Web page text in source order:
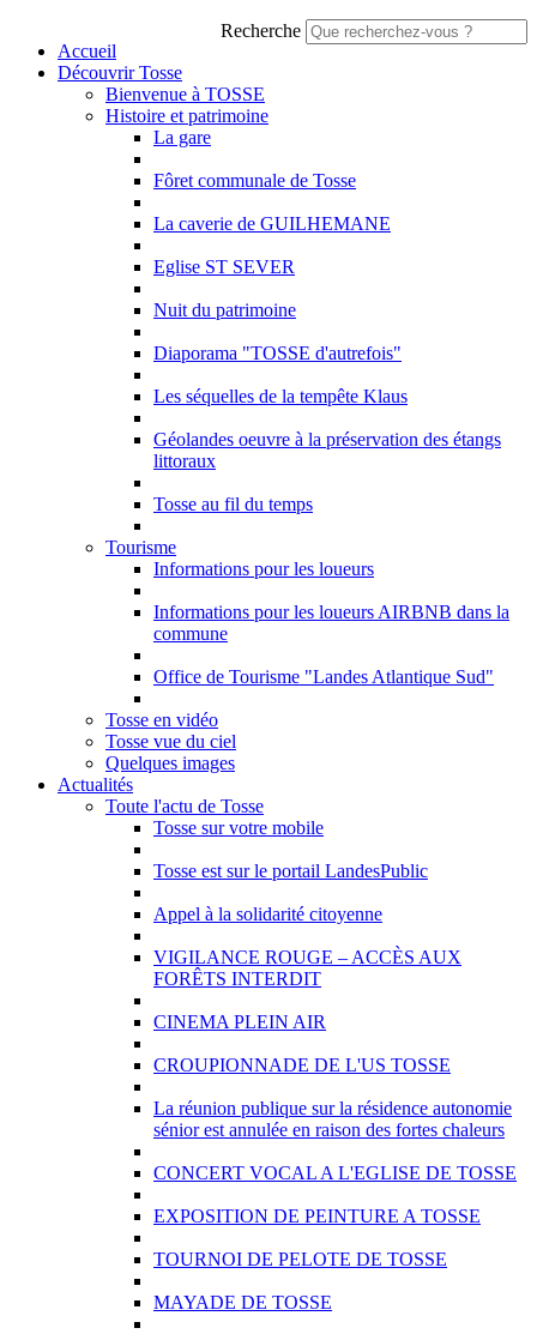
Recherche
Accueil
Découvrir Tosse
Bienvenue à TOSSE
Histoire et patrimoine
La gare
Fôret communale de Tosse
La caverie de GUILHEMANE
Eglise ST SEVER
Nuit du patrimoine
Diaporama "TOSSE d'autrefois"
Les séquelles de la tempête Klaus
Géolandes oeuvre à la préservation des étangs
littoraux
Tosse au fil du temps
Tourisme
Informations pour les loueurs
Informations pour les loueurs AIRBNB dans la
commune
Office de Tourisme "Landes Atlantique Sud"
Tosse en vidéo
Tosse vue du ciel
Quelques images
Actualités
Toute l'actu de Tosse
Tosse sur votre mobile
Tosse est sur le portail LandesPublic
Appel à la solidarité citoyenne
VIGILANCE ROUGE – ACCÈS AUX
FORÊTS INTERDIT
CINEMA PLEIN AIR
CROUPIONNADE DE L'US TOSSE
La réunion publique sur la résidence autonomie
sénior est annulée en raison des fortes chaleurs
CONCERT VOCAL A L'EGLISE DE TOSSE
EXPOSITION DE PEINTURE A TOSSE
TOURNOI DE PELOTE DE TOSSE
MAYADE DE TOSSE